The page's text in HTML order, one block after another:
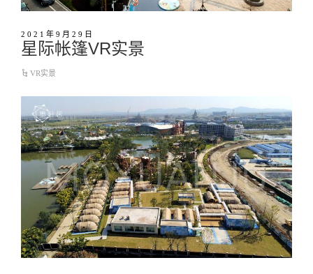
2021年9月29日
星际帐篷VR实景
VR实景